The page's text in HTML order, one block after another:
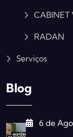
CABINET
RADAN
Serviços
Blog
6 de